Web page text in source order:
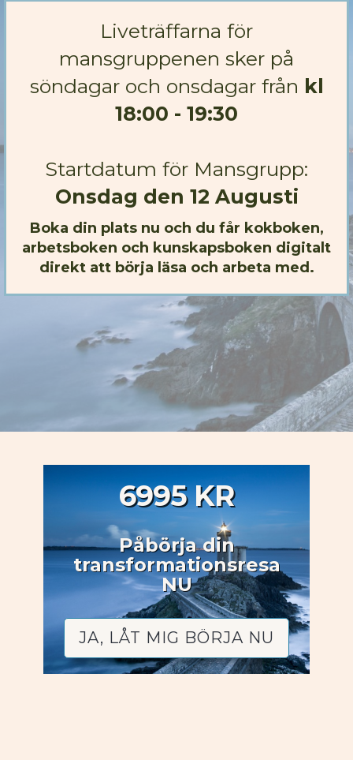
Liveträffarna för
mansgruppenen sker på
söndagar och onsdagar från kl
18:00 - 19:30
Startdatum för Mansgrupp:
Onsdag den 12 Augusti
Boka din plats nu och du får kokboken,
arbetsboken och kunskapsboken digitalt
direkt att börja läsa och arbeta med.
6995 KR
Påbörja din
transformationsresa
NU
JA, LÅT MIG BÖRJA NU